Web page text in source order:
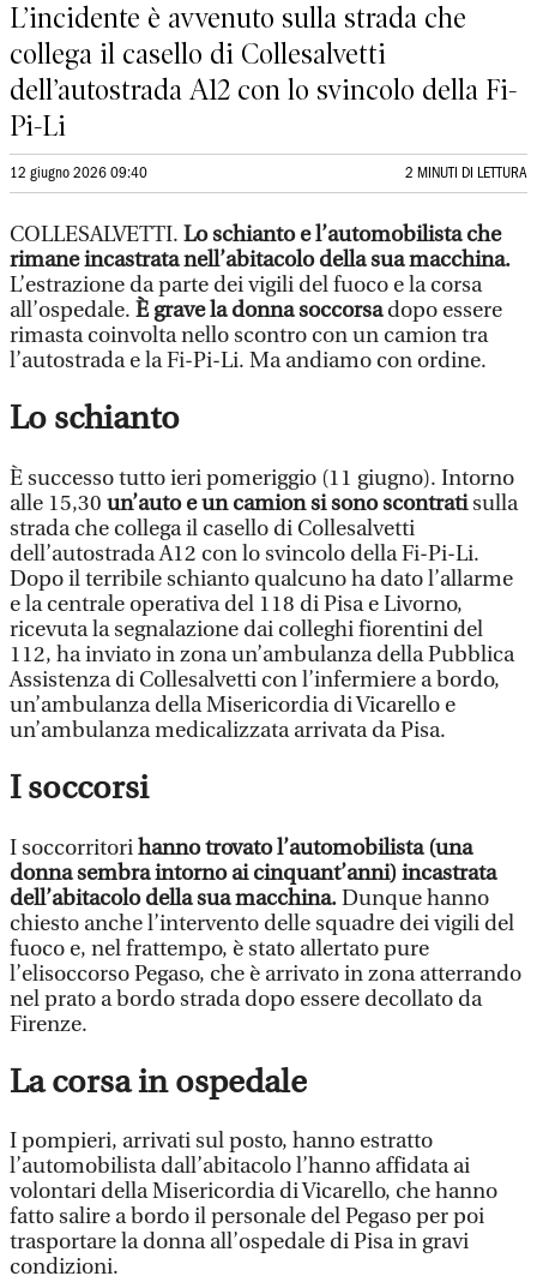
L’incidente è avvenuto sulla strada che
collega il casello di Collesalvetti
dell’autostrada A12 con lo svincolo della Fi-
Pi-Li
12 giugno 2026 09:40 2 MINUTI DI LETTURA
COLLESALVETTI. Lo schianto e l’automobilista che
rimane incastrata nell’abitacolo della sua macchina.
L’estrazione da parte dei vigili del fuoco e la corsa
all’ospedale. È grave la donna soccorsadopo essere
rimasta coinvolta nello scontro con un camion tra
l’autostrada e la Fi-Pi-Li. Ma andiamo con ordine.
Lo schianto
È successo tutto ieri pomeriggio (11 giugno). Intorno
alle 15,30 un’auto e un camion si sono scontratisulla
strada che collega il casello di Collesalvetti
dell’autostrada A12 con lo svincolo della Fi-Pi-Li.
Dopo il terribile schianto qualcuno ha dato l’allarme
e la centrale operativa del 118 di Pisa e Livorno,
ricevuta la segnalazione dai colleghi fiorentini del
112, ha inviato in zona un’ambulanza della Pubblica
Assistenza di Collesalvetti con l’infermiere a bordo,
un’ambulanza della Misericordia di Vicarello e
un’ambulanza medicalizzata arrivata da Pisa.
I soccorsi
I soccorritorihanno trovato l’automobilista (una
donna sembra intorno ai cinquant’anni) incastrata
dell’abitacolo della sua macchina.Dunque hanno
chiesto anche l’intervento delle squadre dei vigili del
fuoco e, nel frattempo, è stato allertato pure
l’elisoccorso Pegaso, che è arrivato in zona atterrando
nel prato a bordo strada dopo essere decollato da
Firenze.
La corsa in ospedale
I pompieri, arrivati sul posto, hanno estratto
l’automobilista dall’abitacolo l’hanno affidata ai
volontari della Misericordia di Vicarello, che hanno
fatto salire a bordo il personale del Pegaso per poi
trasportare la donna all’ospedale di Pisa in gravi
condizioni.